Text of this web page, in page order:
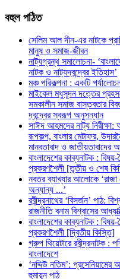
বহুলপঠিত
সেলিম আল দীন-এর নাটকে
মানুষ ও সমাজ-জীবন
নাট্যগ্রন্থ সমালোচনা-
নাটক ও নাট্যদ্বন্দ্বের ইতিহাস’
মঞ্চ পরিকল্পনা : একটি
মাইকেল মধুসূদন দত্তের
সমকালীন সমাজ বাস্তবতার
দ্বন্দ্বের স্বরূপ অনুসন্ধান
সাঈদ আহমদের নাট্য নিরীক্ষা:
রূপকল্প, বাংলার মেটাফর,
মানবতাবাদ ও জাতীয়তাবাদের
বাংলাদেশের কাব্যনাটক : বিষয়-
প্রকরণশৈলী [তৃতীয় ও শেষ
নবতর ব্যাখ্যার আলোকে ‘রাজা
অন্যান্য ...’
রবীন্দ্রনাথের ‘বিসর্জন’ পাঠ:
রাজনীতি বনাম বিশ্বাসের
বাংলাদেশের কাব্যনাটক : বিষয়-
প্রকরণশৈলী [দ্বিতীয় কিস্তি]
গ্রুপ থিয়েটারে রবীন্দ্রনাটক :
বাংলাদেশে
‘নদ্দিউ নতিম’:
হুমায়ূন পাঠ